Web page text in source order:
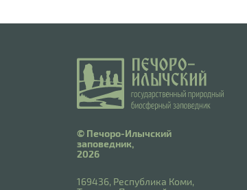
© Печоро-Илычский
заповедник,
2026
169436, Республика Коми,